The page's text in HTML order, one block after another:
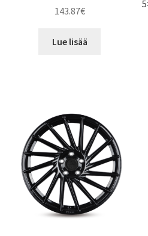
143.87€
Lue lisää